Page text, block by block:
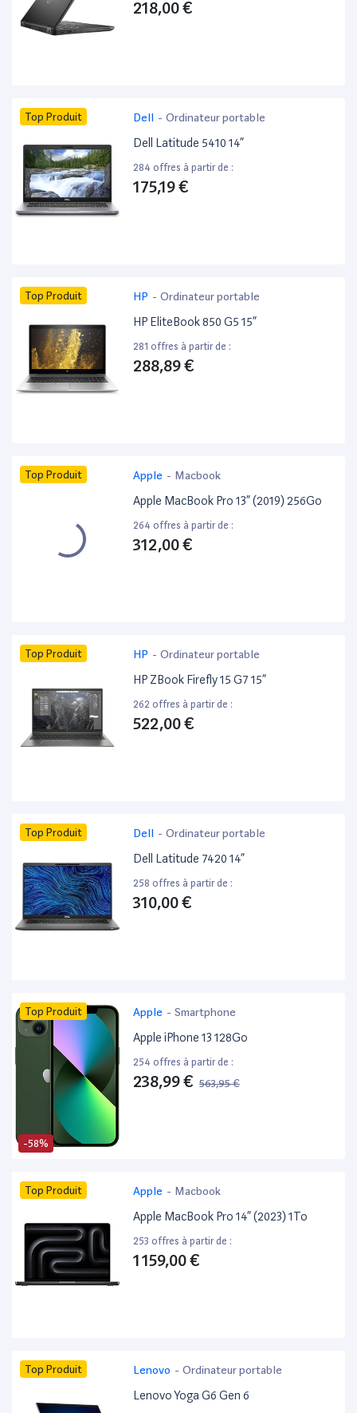
218,00 €
Top Produit Dell - Ordinateur portable
Dell Latitude 5410 14”
284 offres à partir de :
175,19 €
Top Produit HP - Ordinateur portable
HP EliteBook 850 G5 15”
281 offres à partir de :
288,89 €
Top Produit Apple - Macbook
Apple MacBook Pro 13” (2019) 256Go
264 offres à partir de :
312,00 €
Top Produit HP - Ordinateur portable
HP ZBook Firefly 15 G7 15”
262 offres à partir de :
522,00 €
Top Produit Dell - Ordinateur portable
Dell Latitude 7420 14”
258 offres à partir de :
310,00 €
-58%
Top Produit Apple - Smartphone
Apple iPhone 13 128Go
254 offres à partir de :
238,99 € 563,95 €
Top Produit Apple - Macbook
Apple MacBook Pro 14” (2023) 1To
253 offres à partir de :
1 159,00 €
Top Produit Lenovo - Ordinateur portable
Lenovo Yoga G6 Gen 6